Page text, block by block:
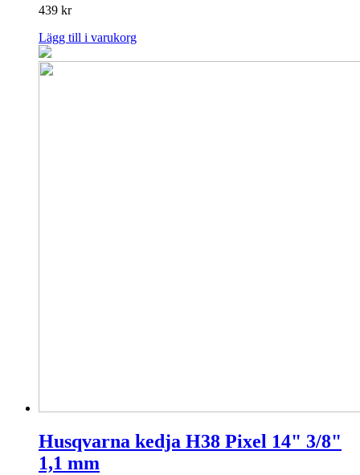
439 kr
Lägg till i varukorg
Husqvarna kedja H38 Pixel 14" 3/8"
1,1 mm